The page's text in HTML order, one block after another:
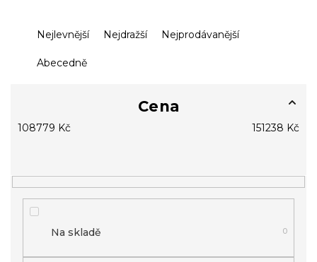
Ř
p
r
u
k
t
Nejlevnější Nejdražší Nejprodávanější
Abecedně
Cena
108779 Kč 151238 Kč
Na skladě 0